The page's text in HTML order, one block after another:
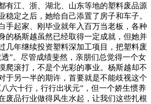
有江、浙、湖北、山东等地的塑料废品源
稳定之后，她给自己添置了房子和车子。
手起家、刚毕业就年入百万当老板，各种
的杨斯越虽然已经取得一定成就，但她并
几年继续投资塑料深加工项目，把塑料废
”。尽管成绩斐然，亲朋们总觉得一个女
爬滚打，不是个光彩的事业。杨斯越却不
于另一半的期许，首要就是不能歧视这个
六十行，行行出状元”，但一个娇生惯养
废品行业做得风生水起，让我们这些扎根